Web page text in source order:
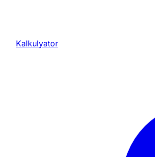
Kalkulyator